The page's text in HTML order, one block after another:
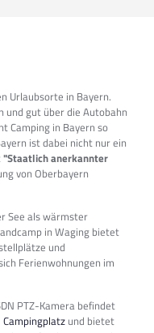
Urlaubsorte in Bayern.
und gut über die Autobahn
Camping in Bayern so
ist dabei nicht nur ein
"Staatlich anerkannter
von Oberbayern
See als wärmster
in Waging bietet
und
Ferienwohnungen im
PTZ-Kamera befindet
und bietet